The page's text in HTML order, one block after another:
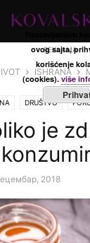
REKLAMA
ISHRANA
DRUŠTVO
je
2018
ovog sajta,
korišćenje
(cookies). više